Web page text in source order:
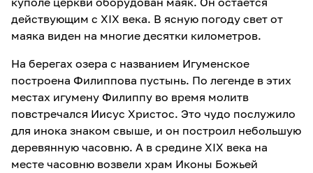
действующим с XIX века. В ясную погоду свет от
маяка виден на многие десятки километров.
На берегах озера с названием Игуменское
построена Филиппова пустынь. По легенде в этих
местах игумену Филиппу во время молитв
повстречался Иисус Христос. Это чудо послужило
для инока знаком свыше, и он построил небольшую
деревянную часовню. А в средине XIX века на
месте часовню возвели храм Иконы Божьей